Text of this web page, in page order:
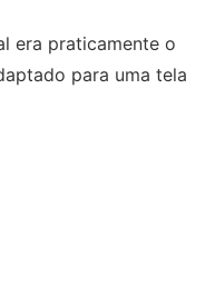
era praticamente o
para uma tela